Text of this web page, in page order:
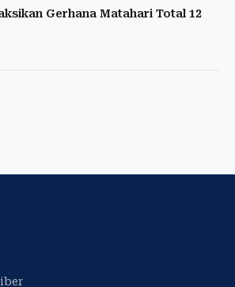
Gerhana Matahari Total 12